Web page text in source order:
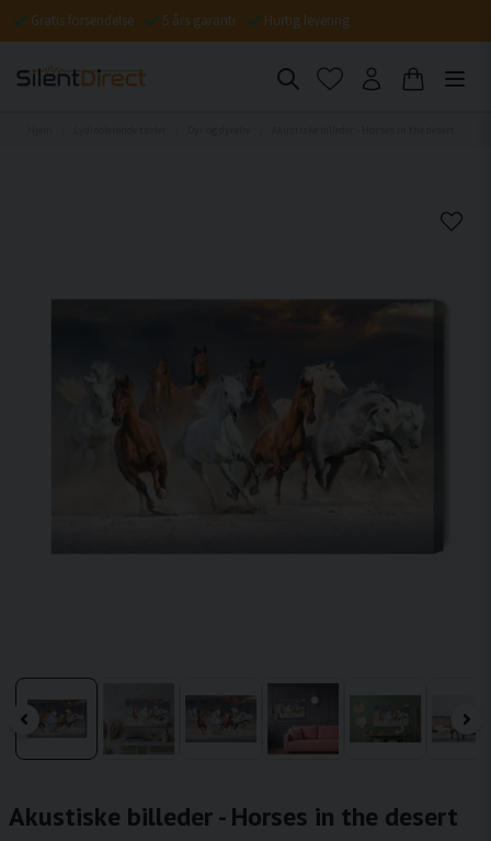
Gratis forsendelse 5 års garanti Hurtig levering
Akustiske billeder - Horses in the desert